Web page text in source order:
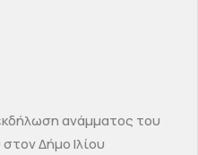
ανάμματος του
Δήμο Ιλίου